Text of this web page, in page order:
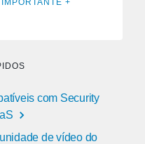
+
com Security
de vídeo do